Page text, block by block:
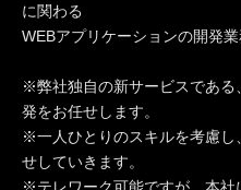
に関わる
WEBアプリケーションの開発業
※弊社独自の新サービスである
発をお任せします。
※一人ひとりのスキルを考慮し
せしていきます。